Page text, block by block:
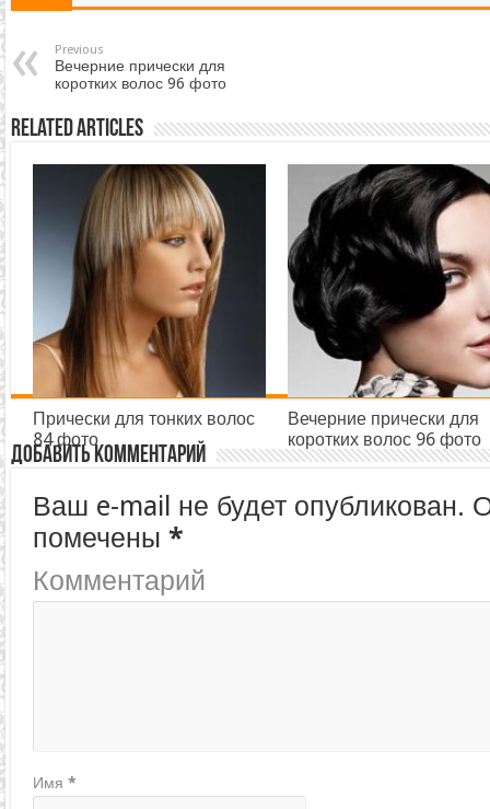
Previous
Вечерние прически для
коротких волос 96 фото
Related Articles
Прически для тонких волос
84 фото
Вечерние прически для
коротких волос 96 фото
Добавить комментарий
Ваш e-mail не будет опубликован.
помечены *
Комментарий
Имя *